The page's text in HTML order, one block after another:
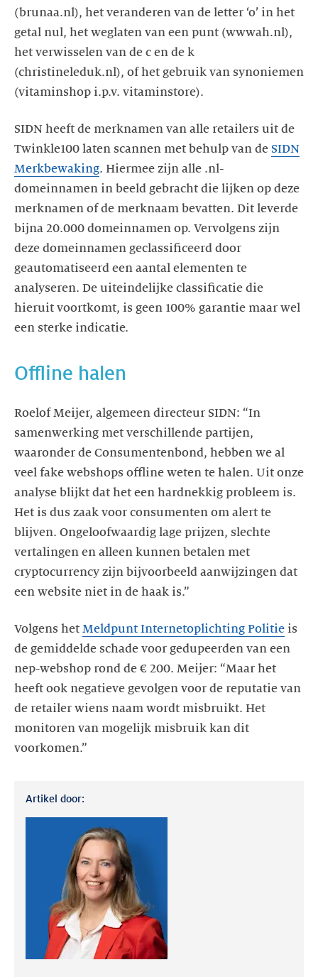
(brunaa.nl), het veranderen van de letter ‘o’ in het
getal nul, het weglaten van een punt (wwwah.nl),
het verwisselen van de c en de k
(christineleduk.nl), of het gebruik van synoniemen
(vitaminshop i.p.v. vitaminstore).
SIDN heeft de merknamen van alle retailers uit de
Twinkle100 laten scannen met behulp van de SIDN
Merkbewaking. Hiermee zijn alle .nl-
domeinnamen in beeld gebracht die lijken op deze
merknamen of de merknaam bevatten. Dit leverde
bijna 20.000 domeinnamen op. Vervolgens zijn
deze domeinnamen geclassificeerd door
geautomatiseerd een aantal elementen te
analyseren. De uiteindelijke classificatie die
hieruit voortkomt, is geen 100% garantie maar wel
een sterke indicatie.
Offline halen
Roelof Meijer, algemeen directeur SIDN: “In
samenwerking met verschillende partijen,
waaronder de Consumentenbond, hebben we al
veel fake webshops offline weten te halen. Uit onze
analyse blijkt dat het een hardnekkig probleem is.
Het is dus zaak voor consumenten om alert te
blijven. Ongeloofwaardig lage prijzen, slechte
vertalingen en alleen kunnen betalen met
cryptocurrency zijn bijvoorbeeld aanwijzingen dat
een website niet in de haak is.”
Volgens het Meldpunt Internetoplichting Politie is
de gemiddelde schade voor gedupeerden van een
nep-webshop rond de € 200. Meijer: “Maar het
heeft ook negatieve gevolgen voor de reputatie van
de retailer wiens naam wordt misbruikt. Het
monitoren van mogelijk misbruik kan dit
voorkomen.”
Artikel door: